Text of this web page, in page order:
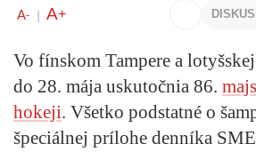
A- | A+
Vo fínskom Tampere a
do 28. mája uskutočnia 86.
hokeji. Všetko podstatné o
špeciálnej prílohe denníka